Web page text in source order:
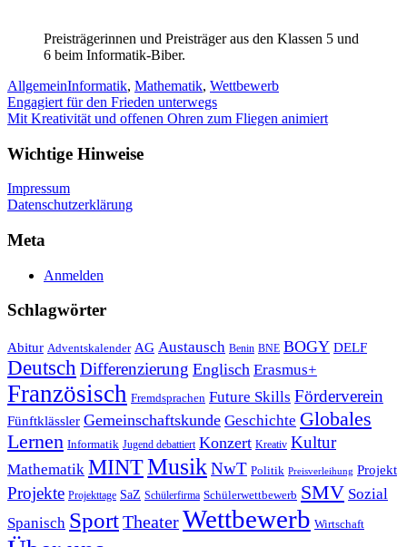
Preisträgerinnen und Preisträger aus den Klassen 5 und
6 beim Informatik-Biber.
AllgemeinInformatik, Mathematik, Wettbewerb
Beitragsnavigation
Engagiert für den Frieden unterwegs
Mit Kreativität und offenen Ohren zum Fliegen animiert
Wichtige Hinweise
Impressum
Datenschutzerklärung
Meta
Anmelden
Schlagwörter
Abitur Adventskalender AG Austausch Benin BNE BOGY DELF
DeutschDifferenzierung Englisch Erasmus+
Französisch Fremdsprachen Future Skills Förderverein
Fünftklässler Gemeinschaftskunde Geschichte Globales
Lernen Informatik Jugend debattiert Konzert Kreativ Kultur
Mathematik MINTMusikNwT Politik Preisverleihung Projekt
Projekte Projekttage SaZ Schülerfirma Schülerwettbewerb SMV Sozial
Spanisch SportTheaterWettbewerb Wirtschaft